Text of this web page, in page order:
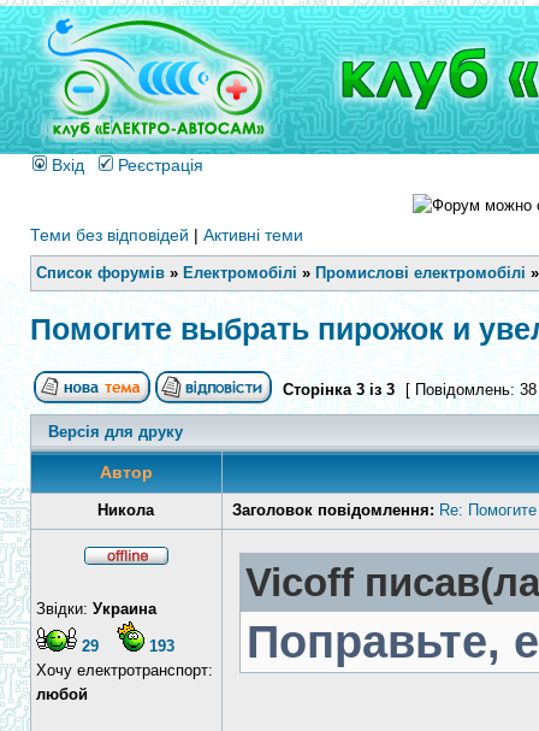
Вхід Реєстрація
Теми без відповідей | Активні теми
Список форумів » Електромобілі » Промислові електромобілі
Помогите выбрать пирожок и
Сторінка 3із3 [ Повідомлень:
Версія для друку
Автор
Никола Заголовок повідомлення: Re:
Звідки: Украина
29
193
Хочу електротранспорт:
любой
Vicoff
Поправьте,